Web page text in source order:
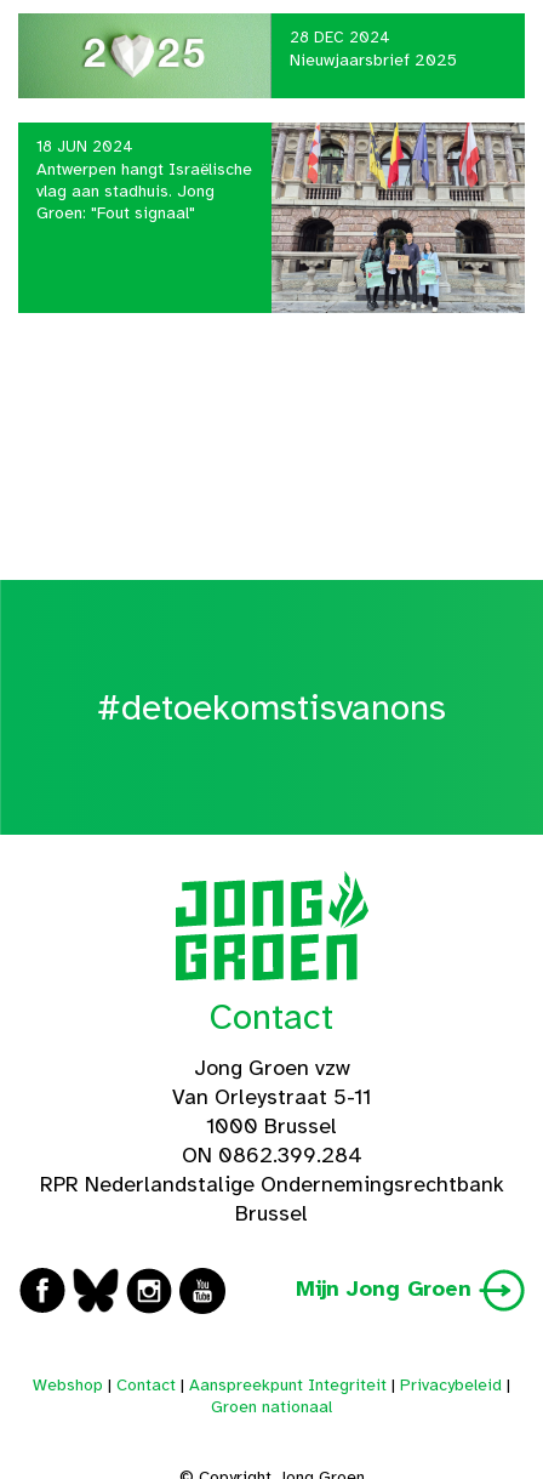
28 DEC 2024
Nieuwjaarsbrief 2025
18 JUN 2024
Antwerpen hangt Israëlische
vlag aan stadhuis. Jong
Groen: "Fout signaal"
#detoekomstisvanons
Contact
Jong Groen vzw
Van Orleystraat 5-11
1000 Brussel
ON 0862.399.284
RPR Nederlandstalige Ondernemingsrechtbank
Brussel
Mijn Jong Groen
Webshop | Contact | Aanspreekpunt Integriteit | Privacybeleid |
Groen nationaal